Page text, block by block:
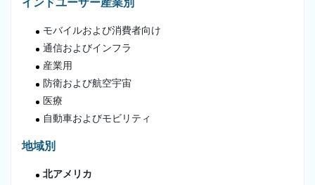
モバイルおよび消費者向け
通信およびインフラ
産業用
防衛および航空宇宙
医療
自動車およびモビリティ
地域別
北アメリカ